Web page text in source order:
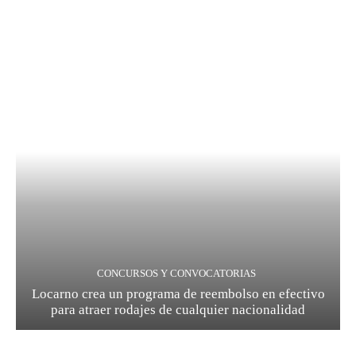
CONCURSOS Y CONVOCATORIAS
Locarno crea un programa de reembolso en efectivo
para atraer rodajes de cualquier nacionalidad